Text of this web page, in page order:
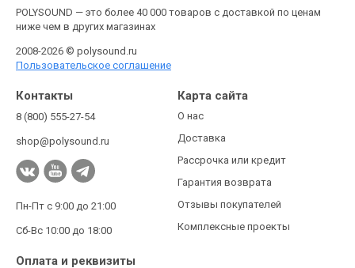
POLYSOUND — это более 40 000 товаров с доставкой по ценам
ниже чем в других магазинах
2008-2026 © polysound.ru
Пользовательское соглашение
Контакты
8 (800) 555-27-54
shop@polysound.ru
Пн-Пт с 9:00 до 21:00
Сб-Вс 10:00 до 18:00
Карта сайта
О нас
Доставка
Рассрочка или кредит
Гарантия возврата
Отзывы покупателей
Комплексные проекты
Оплата и реквизиты